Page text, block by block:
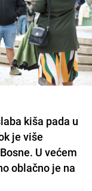
kiša pada u
je više
U većem
oblačno je na